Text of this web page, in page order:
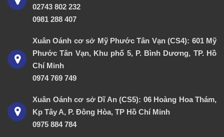
02743 802 232
0981 288 407
Xuân Oánh cơ sở Mỹ Phước Tân Vạn (CS4): 601 Mỹ
Phước Tân Vạn, Khu phố 5, P. Bình Dương, TP. Hồ
Chí Minh
0974 769 749
Xuân Oánh cơ sở Dĩ An (CS5): 06 Hoàng Hoa Thám,
Kp Tây A, P. Đông Hòa, TP Hồ Chí Minh
0975 884 784